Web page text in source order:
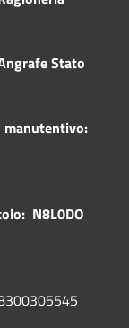
Stato
manutentivo:
N8L0DO